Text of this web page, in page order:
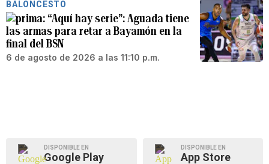
BALONCESTO
“Aquí hay serie”: Aguada tiene
las armas para retar a Bayamón en la
final del BSN
6 de agosto de 2026 a las 11:10 p.m.
DISPONIBLE EN
Google Play
DISPONIBLE EN
App Store